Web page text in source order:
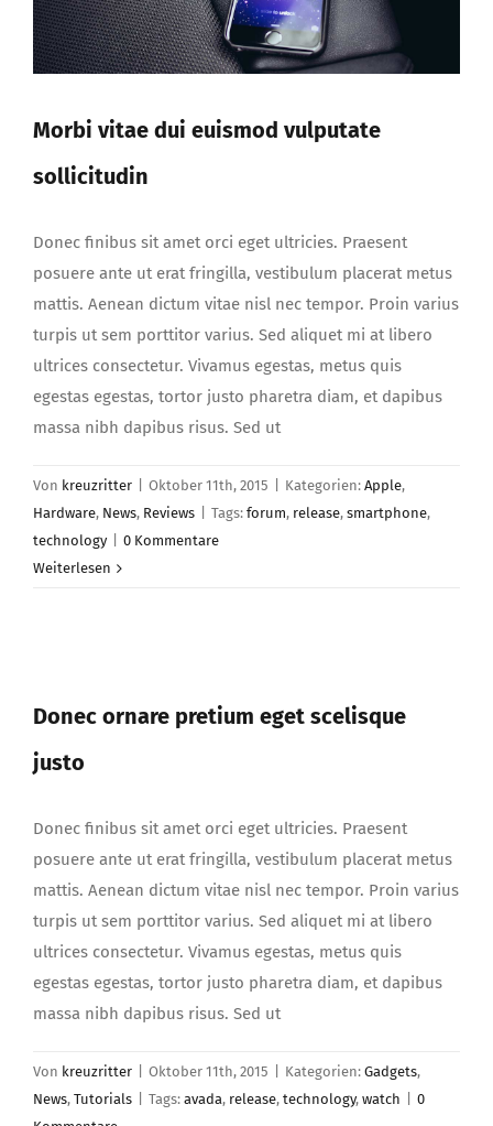
Morbi vitae dui euismod vulputate
sollicitudin
Donec finibus sit amet orci eget ultricies. Praesent
posuere ante ut erat fringilla, vestibulum placerat metus
mattis. Aenean dictum vitae nisl nec tempor. Proin varius
turpis ut sem porttitor varius. Sed aliquet mi at libero
ultrices consectetur. Vivamus egestas, metus quis
egestas egestas, tortor justo pharetra diam, et dapibus
massa nibh dapibus risus. Sed ut
Von kreuzritter Oktober 11th, 2015 Kategorien: Apple,
Hardware, News, Reviews Tags: forum, release, smartphone,
technology
0 Kommentare
Weiterlesen
Donec ornare pretium eget scelisque
justo
Donec finibus sit amet orci eget ultricies. Praesent
posuere ante ut erat fringilla, vestibulum placerat metus
mattis. Aenean dictum vitae nisl nec tempor. Proin varius
turpis ut sem porttitor varius. Sed aliquet mi at libero
ultrices consectetur. Vivamus egestas, metus quis
egestas egestas, tortor justo pharetra diam, et dapibus
massa nibh dapibus risus. Sed ut
Von kreuzritter Oktober 11th, 2015 Kategorien: Gadgets,
News, Tutorials Tags: avada, release, technology, watch
0